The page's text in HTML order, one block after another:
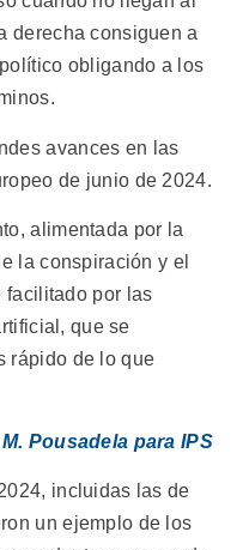
derecha consiguen a
obligando a los
avances en las
de junio de 2024.
alimentada por la
la conspiración y el
facilitado por las
que se
rápido de lo que
Pousadela para IPS
incluidas las de
un ejemplo de los